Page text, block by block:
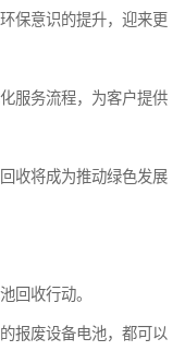
保意识的提升，迎来更
服务流程，为客户提供
收将成为推动绿色发展
回收行动。
报废设备电池，都可以